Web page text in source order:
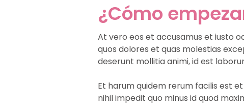
¿Cómo
At vero eos et accusamus et iusto
quos dolores et quas molestias
deserunt mollitia animi, id est
Et harum quidem rerum facilis est
nihil impedit quo minus id quod